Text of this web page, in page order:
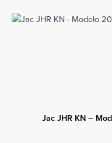
Jac JHR KN –